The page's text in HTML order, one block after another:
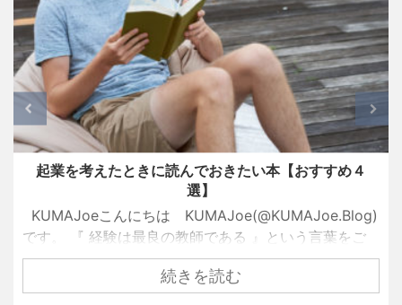
起業を考えたときに読んでおきたい本【おすすめ４
選】
KUMAJoeこんにちは KUMAJoe(@KUMAJoe.Blog)
です。 『 経験は最良の教師である 』という言葉をご
存知でしょうか？ 名経営者として大きな成功を手にし
ている創業者たちも、ずっと順風満帆な人生を送って
続きを読む